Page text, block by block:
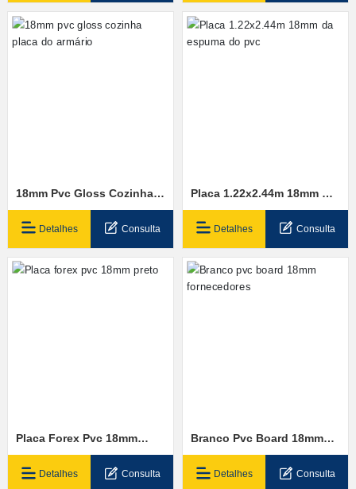
18mm Pvc Gloss Cozinha
Placa Do Armário
Detalhes Consulta
Placa 1.22x2.44m 18mm Da
Espuma Do Pvc
Detalhes Consulta
Placa Forex Pvc 18mm
Preto
Detalhes Consulta
Branco Pvc Board 18mm
Fornecedores
Detalhes Consulta